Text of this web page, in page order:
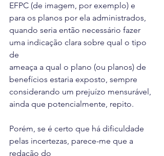
EFPC (de imagem, por exemplo) e
para os planos por ela administrados,
quando seria então necessário fazer
uma indicação clara sobre qual o tipo
de
ameaça a qual o plano (ou planos) de
benefícios estaria exposto, sempre
considerando um prejuízo mensurável,
ainda que potencialmente, repito.
Porém, se é certo que há dificuldade
pelas incertezas, parece-me que a
redação do